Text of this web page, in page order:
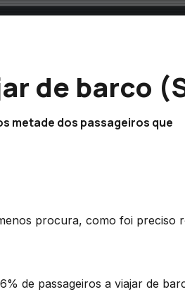
de barco
metade dos passageiros que
procura, como foi preciso
de passageiros a viajar de